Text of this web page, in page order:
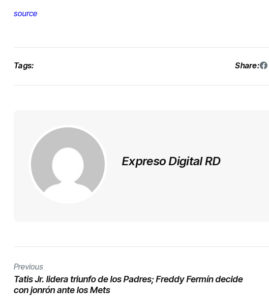
source
Tags: Share:
Expreso Digital RD
Previous
Tatis Jr. lidera triunfo de los Padres; Freddy Fermín decide
con jonrón ante los Mets